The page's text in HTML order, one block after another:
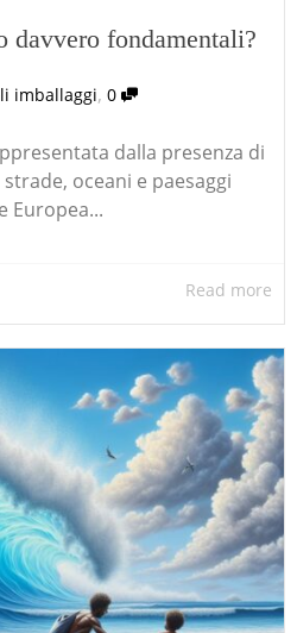
davvero fondamentali?
imballaggi, 0
dalla presenza di
oceani e paesaggi
Europea...
Read more